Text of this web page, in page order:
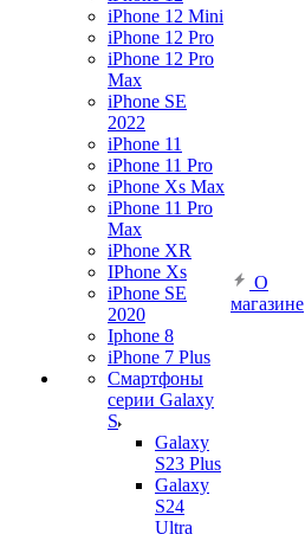
iPhone 12 Mini
iPhone 12 Pro
iPhone 12 Pro
Max
iPhone SE
2022
iPhone 11
iPhone 11 Pro
iPhone Xs Max
iPhone 11 Pro
Max
iPhone XR
IPhone Xs
iPhone SE
2020
Iphone 8
iPhone 7 Plus
Смартфоны
серии Galaxy
S
Galaxy
S23 Plus
Galaxy
S24
Ultra
О
магазине